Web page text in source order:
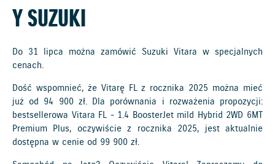
Y SUZUKI
Do 31 lipca można zamówić Suzuki Vitara w specjalnych
cenach.
Dość wspomnieć, że Vitarę FL z rocznika 2025 można mieć
już od 94 900 zł. Dla porównania i rozważenia propozycji:
bestsellerowa Vitara FL - 1.4 BoosterJet mild Hybrid 2WD 6MT
Premium Plus, oczywiście z rocznika 2025, jest aktualnie
dostępna w cenie od 99 900 zł.